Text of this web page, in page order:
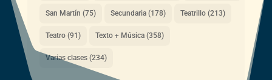
San Martín (75) Secundaria(178) Teatrillo(213)
Teatro(91) Texto + Música(358)
Varias clases(234)